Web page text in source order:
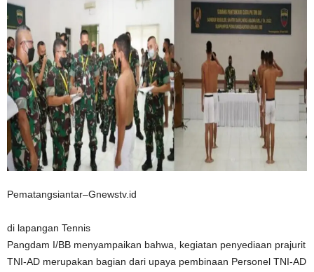
Pematangsiantar–Gnewstv.id
di lapangan Tennis
Pangdam I/BB menyampaikan bahwa, kegiatan penyediaan prajurit
TNI-AD merupakan bagian dari upaya pembinaan Personel TNI-AD